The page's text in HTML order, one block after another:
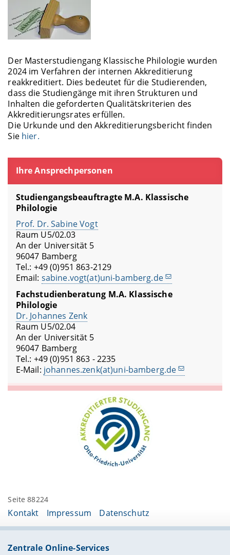
Der Masterstudiengang Klassische Philologie wurden
2024 im Verfahren der internen Akkreditierung
reakkreditiert. Dies bedeutet für die Studierenden,
dass die Studiengänge mit ihren Strukturen und
Inhalten die geforderten Qualitätskriterien des
Akkreditierungsrates erfüllen.
Die Urkunde und den Akkreditierungsbericht finden
Sie hier.
Ihre Ansprechpersonen
Studiengangsbeauftragte M.A. Klassische
Philologie
Prof. Dr. Sabine Vogt
Raum U5/02.03
An der Universität 5
96047 Bamberg
Tel.: +49 (0)951 863-2129
Email: sabine.vogt(at)uni-bamberg.de
Fachstudienberatung M.A. Klassische
Philologie
Dr. Johannes Zenk
Raum U5/02.04
An der Universität 5
96047 Bamberg
Tel.: +49 (0)951 863 - 2235
E-Mail: johannes.zenk(at)uni-bamberg.de
Seite 88224
Kontakt Impressum Datenschutz
Zentrale Online-Services